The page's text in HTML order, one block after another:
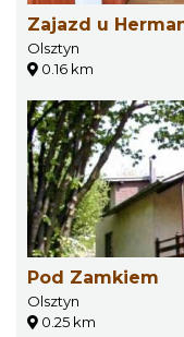
Zajazd u
Olsztyn
0.16 km
Pod Zamkiem
Olsztyn
0.25 km